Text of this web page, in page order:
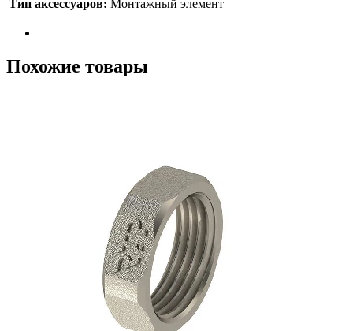
Тип аксессуаров: Монтажный элемент
Похожие товары